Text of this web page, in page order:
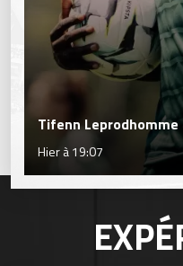
Tifenn
Hier à 19:07